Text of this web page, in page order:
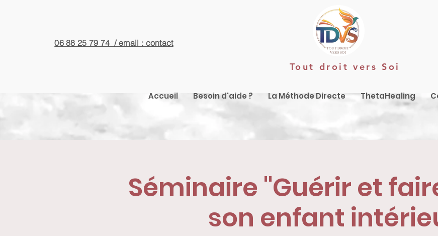
06 88 25 79 74 / email : contact
Tout droit vers Soi
Accueil Besoin d'aide ? La Méthode Directe ThetaHealing
Séminaire "Guérir et
son enfant